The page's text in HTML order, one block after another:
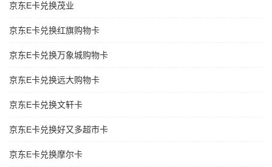
京东E卡兑换茂业
京东E卡兑换红旗购物卡
京东E卡兑换万象城购物卡
京东E卡兑换远大购物卡
京东E卡兑换文轩卡
京东E卡兑换好又多超市卡
京东E卡兑换摩尔卡